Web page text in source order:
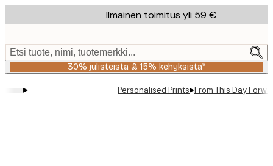
to
content.
Ilmainen toimitus yli 59 €
Etsi tuote, nimi, tuotemerkki...
30% julisteista & 15% kehyksistä*
▸ Personalised Prints▸From This Day